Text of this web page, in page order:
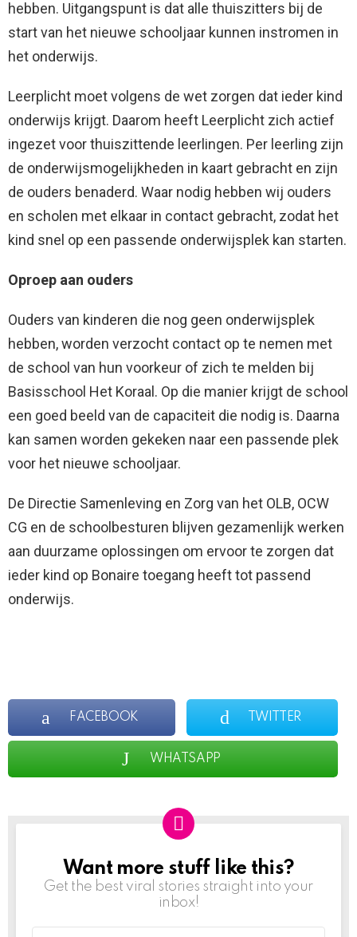
hebben. Uitgangspunt is dat alle thuiszitters bij de
start van het nieuwe schooljaar kunnen instromen in
het onderwijs.
Leerplicht moet volgens de wet zorgen dat ieder kind
onderwijs krijgt. Daarom heeft Leerplicht zich actief
ingezet voor thuiszittende leerlingen. Per leerling zijn
de onderwijsmogelijkheden in kaart gebracht en zijn
de ouders benaderd. Waar nodig hebben wij ouders
en scholen met elkaar in contact gebracht, zodat het
kind snel op een passende onderwijsplek kan starten.
Oproep aan ouders
Ouders van kinderen die nog geen onderwijsplek
hebben, worden verzocht contact op te nemen met
de school van hun voorkeur of zich te melden bij
Basisschool Het Koraal. Op die manier krijgt de school
een goed beeld van de capaciteit die nodig is. Daarna
kan samen worden gekeken naar een passende plek
voor het nieuwe schooljaar.
De Directie Samenleving en Zorg van het OLB, OCW
CG en de schoolbesturen blijven gezamenlijk werken
aan duurzame oplossingen om ervoor te zorgen dat
ieder kind op Bonaire toegang heeft tot passend
onderwijs.
FACEBOOK TWITTER
WHATSAPP
NEWSLETTER
Want more stuff like this?
Get the best viral stories straight into your
inbox!